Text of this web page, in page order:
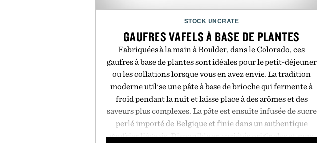
STOCK UNCRATE
GAUFRES VAFELS À BASE DE PLANTES
Fabriquées à la main à Boulder, dans le Colorado, ces
gaufres à base de plantes sont idéales pour le petit-déjeuner
ou les collations lorsque vous en avez envie. La tradition
moderne utilise une pâte à base de brioche qui fermente à
froid pendant la nuit et laisse place à des arômes et des
saveurs plus complexes. La pâte est ensuite infusée de sucre
perlé importé de Belgique et finie dans un authentique
gaufrier liégeois. Disponible en variétés originales et sans